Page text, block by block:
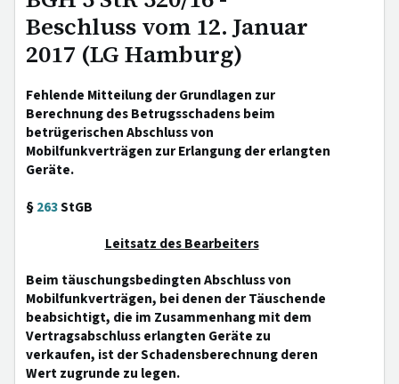
Beschluss vom 12. Januar
2017 (LG Hamburg)
Fehlende Mitteilung der Grundlagen zur
Berechnung des Betrugsschadens beim
betrügerischen Abschluss von
Mobilfunkverträgen zur Erlangung der erlangten
Geräte.
§263StGB
Leitsatz des Bearbeiters
Beim täuschungsbedingten Abschluss von
Mobilfunkverträgen, bei denen der Täuschende
beabsichtigt, die im Zusammenhang mit dem
Vertragsabschluss erlangten Geräte zu
verkaufen, ist der Schadensberechnung deren
Wert zugrunde zu legen.